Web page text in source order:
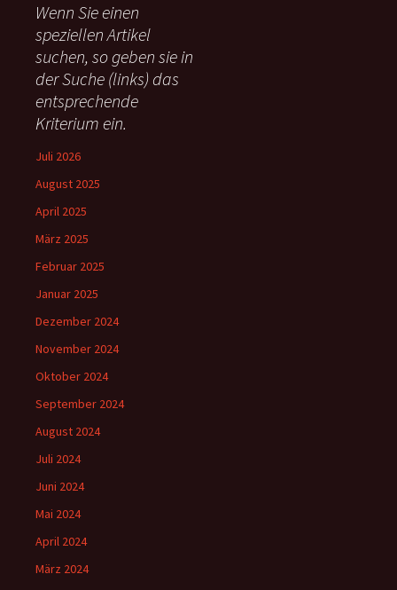
n
n
a
c
:
Wenn Sie einen
speziellen Artikel
suchen, so geben sie in
der Suche (links) das
entsprechende
Kriterium ein.
Juli 2026
August 2025
April 2025
März 2025
Februar 2025
Januar 2025
Dezember 2024
November 2024
Oktober 2024
September 2024
August 2024
Juli 2024
Juni 2024
Mai 2024
April 2024
März 2024